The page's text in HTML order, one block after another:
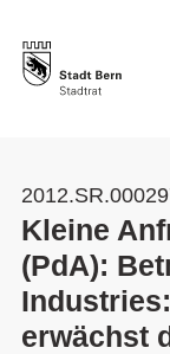
Kleine
(PdA):
erwächst